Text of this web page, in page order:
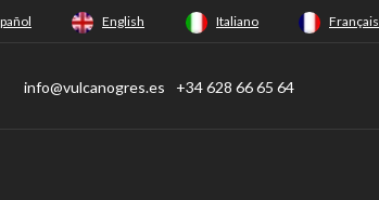
English Italiano Français
info@vulcanogres.es +34 628 66 65 64